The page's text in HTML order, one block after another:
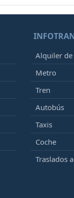
Alquiler de
Metro
Tren
Autobús
Taxis
Coche
Traslados